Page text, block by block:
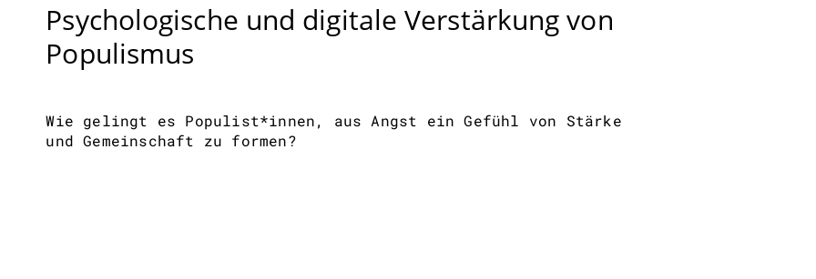
Psychologische und digitale Verstärkung von
Populismus
Wie gelingt es Populist*innen, aus Angst ein Gefühl von Stärke
und Gemeinschaft zu formen?